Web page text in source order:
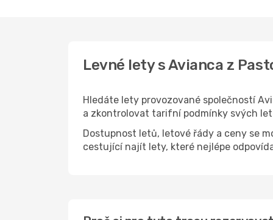
Levné lety s Avianca z
Hledáte lety provozované společností
a zkontrolovat tarifní podmínky svých
Dostupnost letů, letové řády a ceny se
cestující najít lety, které nejlépe